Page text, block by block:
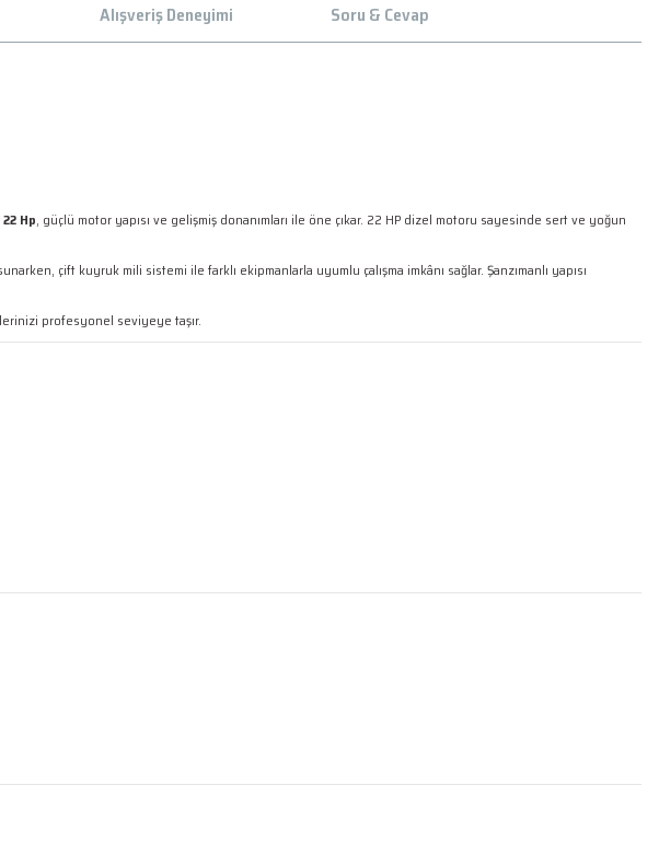
Alışveriş Deneyimi Soru & Cevap
Hp, güçlü motor yapısı ve gelişmiş donanımları ile öne çıkar. 22 HP dizel motoru sayesinde sert ve yoğun
çift kuyruk mili sistemi ile farklı ekipmanlarla uyumlu çalışma imkânı sağlar. Şanzımanlı yapısı
profesyonel seviyeye taşır.